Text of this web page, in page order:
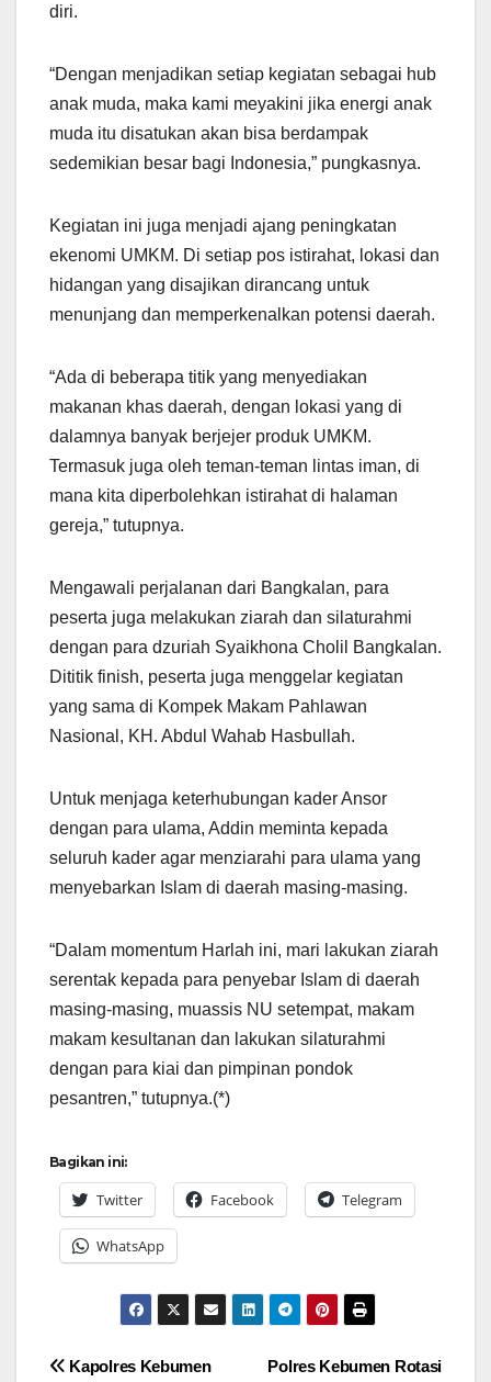
diri.
“Dengan menjadikan setiap kegiatan sebagai hub
anak muda, maka kami meyakini jika energi anak
muda itu disatukan akan bisa berdampak
sedemikian besar bagi Indonesia,” pungkasnya.
Kegiatan ini juga menjadi ajang peningkatan
ekenomi UMKM. Di setiap pos istirahat, lokasi dan
hidangan yang disajikan dirancang untuk
menunjang dan memperkenalkan potensi daerah.
“Ada di beberapa titik yang menyediakan
makanan khas daerah, dengan lokasi yang di
dalamnya banyak berjejer produk UMKM.
Termasuk juga oleh teman-teman lintas iman, di
mana kita diperbolehkan istirahat di halaman
gereja,” tutupnya.
Mengawali perjalanan dari Bangkalan, para
peserta juga melakukan ziarah dan silaturahmi
dengan para dzuriah Syaikhona Cholil Bangkalan.
Dititik finish, peserta juga menggelar kegiatan
yang sama di Kompek Makam Pahlawan
Nasional, KH. Abdul Wahab Hasbullah.
Untuk menjaga keterhubungan kader Ansor
dengan para ulama, Addin meminta kepada
seluruh kader agar menziarahi para ulama yang
menyebarkan Islam di daerah masing-masing.
“Dalam momentum Harlah ini, mari lakukan ziarah
serentak kepada para penyebar Islam di daerah
masing-masing, muassis NU setempat, makam
makam kesultanan dan lakukan silaturahmi
dengan para kiai dan pimpinan pondok
pesantren,” tutupnya.(*)
Bagikan ini:
Twitter Facebook Telegram
WhatsApp
Navigasi Polres Kebumen Rotasi
Kapolres Kebumen